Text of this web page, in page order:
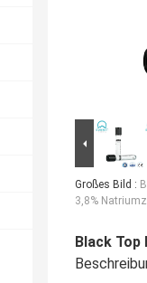
Großes Bild :
3,8%
Black